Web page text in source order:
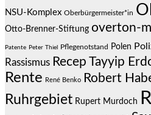
NSU-Komplex Oberbürgermeister*in
Otto-Brenner-Stiftung overton-
Patente Peter Thiel Pflegenotstand Polen
Rassismus Recep Tayyip
Rente René Benko Robert
Ruhrgebiet Rupert Murdoch